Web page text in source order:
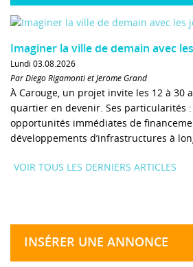
Imaginer la ville de demain avec
Lundi 03.08.2026
Par Diego Rigamonti et Jérôme Grand
À Carouge, un projet invite les 12 à 30
quartier en devenir. Ses particularités
opportunités immédiates de
développements d’infrastructures à
VOIR TOUS LES DERNIERS ARTICLES
INSÉRER UNE ANNONCE